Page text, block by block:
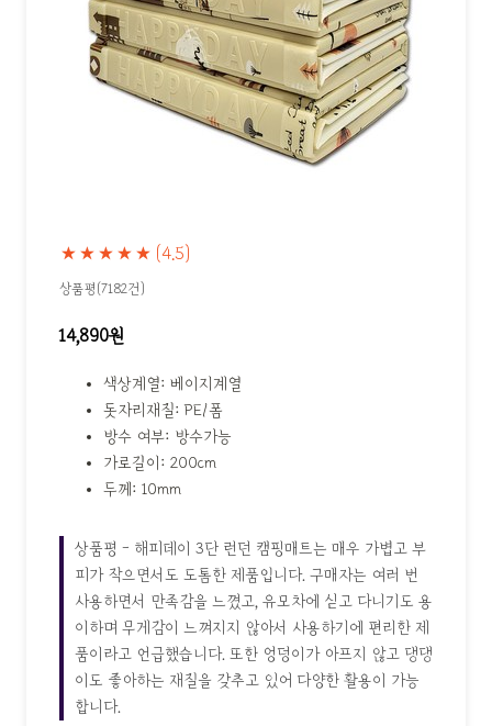
★★★★★ (4.5)
상품평(7182건)
14,890원
색상계열: 베이지계열
돗자리재질: PE/폼
방수 여부: 방수가능
가로길이: 200cm
두께: 10mm
상품평 - 해피데이 3단 런던 캠핑매트는 매우 가볍고 부
피가 작으면서도 도톰한 제품입니다. 구매자는 여러 번
사용하면서 만족감을 느꼈고, 유모차에 싣고 다니기도 용
이하며 무게감이 느껴지지 않아서 사용하기에 편리한 제
품이라고 언급했습니다. 또한 엉덩이가 아프지 않고 댕댕
이도 좋아하는 재질을 갖추고 있어 다양한 활용이 가능
합니다.